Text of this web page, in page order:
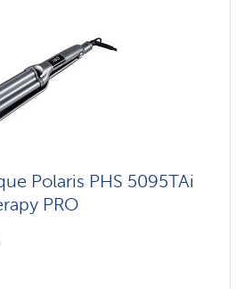
Polaris PHS 5095TAi
PRO